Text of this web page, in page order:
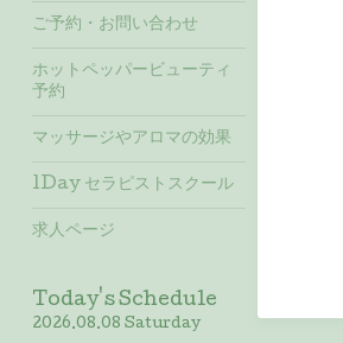
ご予約・お問い合わせ
ホットペッパービューティ
予約
マッサージやアロマの効果
1Day セラピストスクール
求人ページ
Today's Schedule
2026.08.08 Saturday